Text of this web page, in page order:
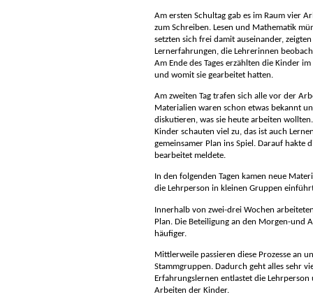
Am ersten Schultag gab es im Raum vier
zum Schreiben. Lesen und Mathematik
setzten sich frei damit auseinander,
Lernerfahrungen, die Lehrerinnen
Am Ende des Tages erzählten die Kinder
und womit sie gearbeitet hatten.
Am zweiten Tag trafen sich alle vor der
Materialien waren schon etwas bekannt
diskutieren, was sie heute arbeiten
Kinder schauten viel zu, das ist auch
gemeinsamer Plan ins Spiel. Darauf hakte
bearbeitet meldete.
In den folgenden Tagen kamen neue
die Lehrperson in kleinen Gruppen
Innerhalb von zwei-drei Wochen
Plan. Die Beteiligung an den Morgen-und
häufiger.
Mittlerweile passieren diese Prozesse an
Stammgruppen. Dadurch geht alles sehr
Erfahrungslernen entlastet die
Arbeiten der Kinder.